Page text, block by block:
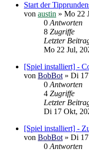
Start der
von austin » Mo 22
0 Antworten
8 Zugriffe
Letzter
Mo 22 Jul,
[Spiel installiert] -
von BobBot » Di
0 Antworten
4 Zugriffe
Letzter
Di 17 Okt,
[Spiel installiert] -
von BobBot » Di
0 Antworten